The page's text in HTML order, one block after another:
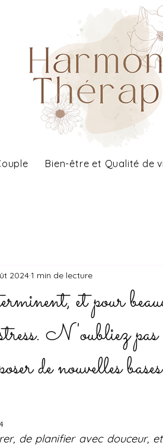
Bien-être et Qualité de
et pour
N'oubliez pas
de nouvelles
20241 min de lecture
de planifier avec douceur,